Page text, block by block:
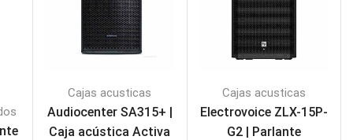
Cajas acusticas
Audiocenter SA315+ |
Caja acústica Activa
Cajas acusticas
Electrovoice ZLX-15P-
G2 | Parlante